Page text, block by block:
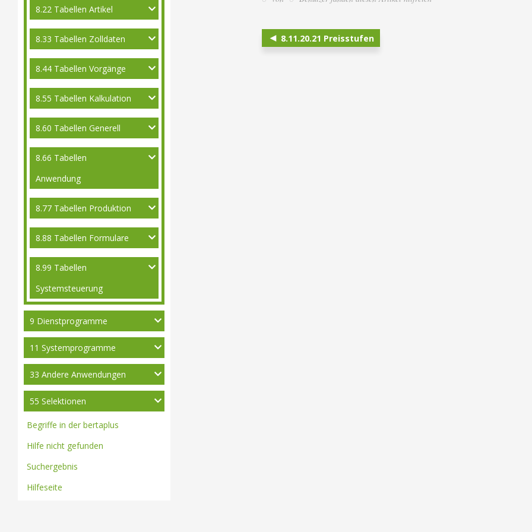
8.22 Tabellen Artikel
8.33 Tabellen Zolldaten
8.44 Tabellen Vorgänge
8.55 Tabellen Kalkulation
8.60 Tabellen Generell
8.66 Tabellen
Anwendung
8.77 Tabellen Produktion
8.88 Tabellen Formulare
8.99 Tabellen
Systemsteuerung
9 Dienstprogramme
11 Systemprogramme
33 Andere Anwendungen
55 Selektionen
Begriffe in der bertaplus
Hilfe nicht gefunden
Suchergebnis
Hilfeseite
8.11.20.21 Preisstufen